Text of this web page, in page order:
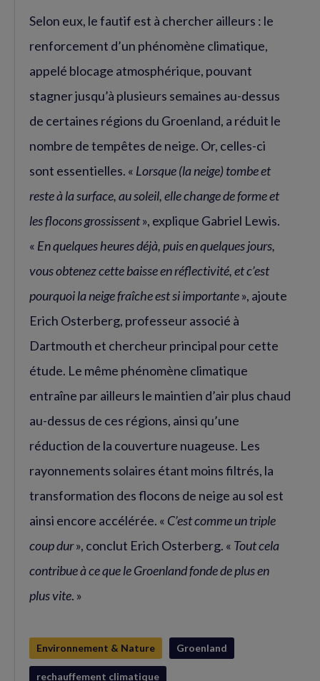
Selon eux, le fautif est à chercher ailleurs : le
renforcement d’un phénomène climatique,
appelé blocage atmosphérique, pouvant
stagner jusqu’à plusieurs semaines au-dessus
de certaines régions du Groenland, a réduit le
nombre de tempêtes de neige. Or, celles-ci
sont essentielles. « Lorsque (la neige) tombe et
reste à la surface, au soleil, elle change de forme et
les flocons grossissent», explique Gabriel Lewis.
« En quelques heures déjà, puis en quelques jours,
vous obtenez cette baisse en réflectivité, et c’est
pourquoi la neige fraîche est si importante», ajoute
Erich Osterberg, professeur associé à
Dartmouth et chercheur principal pour cette
étude. Le même phénomène climatique
entraîne par ailleurs le maintien d’air plus chaud
au-dessus de ces régions, ainsi qu’une
réduction de la couverture nuageuse. Les
rayonnements solaires étant moins filtrés, la
transformation des flocons de neige au sol est
ainsi encore accélérée. « C’est comme un triple
coup dur», conclut Erich Osterberg. « Tout cela
contribue à ce que le Groenland fonde de plus en
plus vite. »
Environnement & Nature Groenland
rechauffement climatique